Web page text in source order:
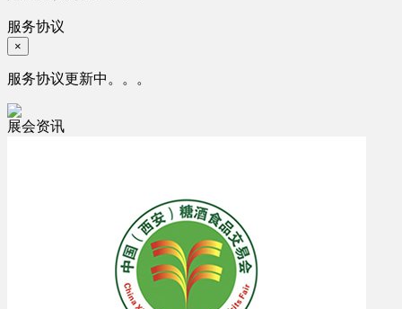
服务协议
×
服务协议更新中。。。
展会资讯